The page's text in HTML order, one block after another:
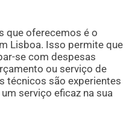
que oferecemos é o
Lisboa. Isso permite que
se com despesas
ou serviço de
técnicos são experientes
serviço eficaz na sua